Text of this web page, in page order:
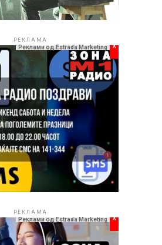
РЕКЛАМА
Реклами од Estrada Marketing x
РЕКЛАМА
Реклами од Estrada Marketing x